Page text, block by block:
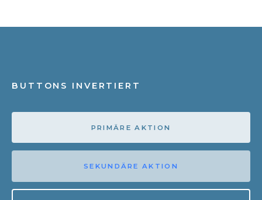
BUTTONS INVERTIERT
PRIMÄRE AKTION
SEKUNDÄRE AKTION